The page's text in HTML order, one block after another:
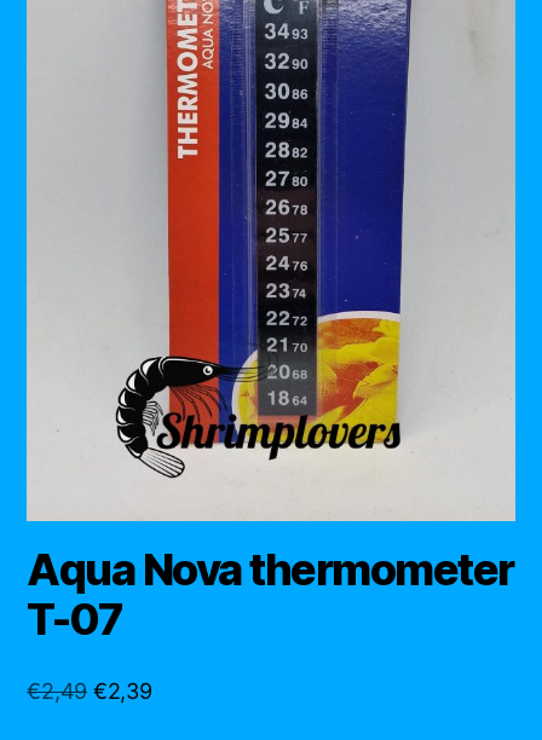
Aqua Nova thermometer
T-07
€2,49 Oorspronkelijke
€2,39Huidige